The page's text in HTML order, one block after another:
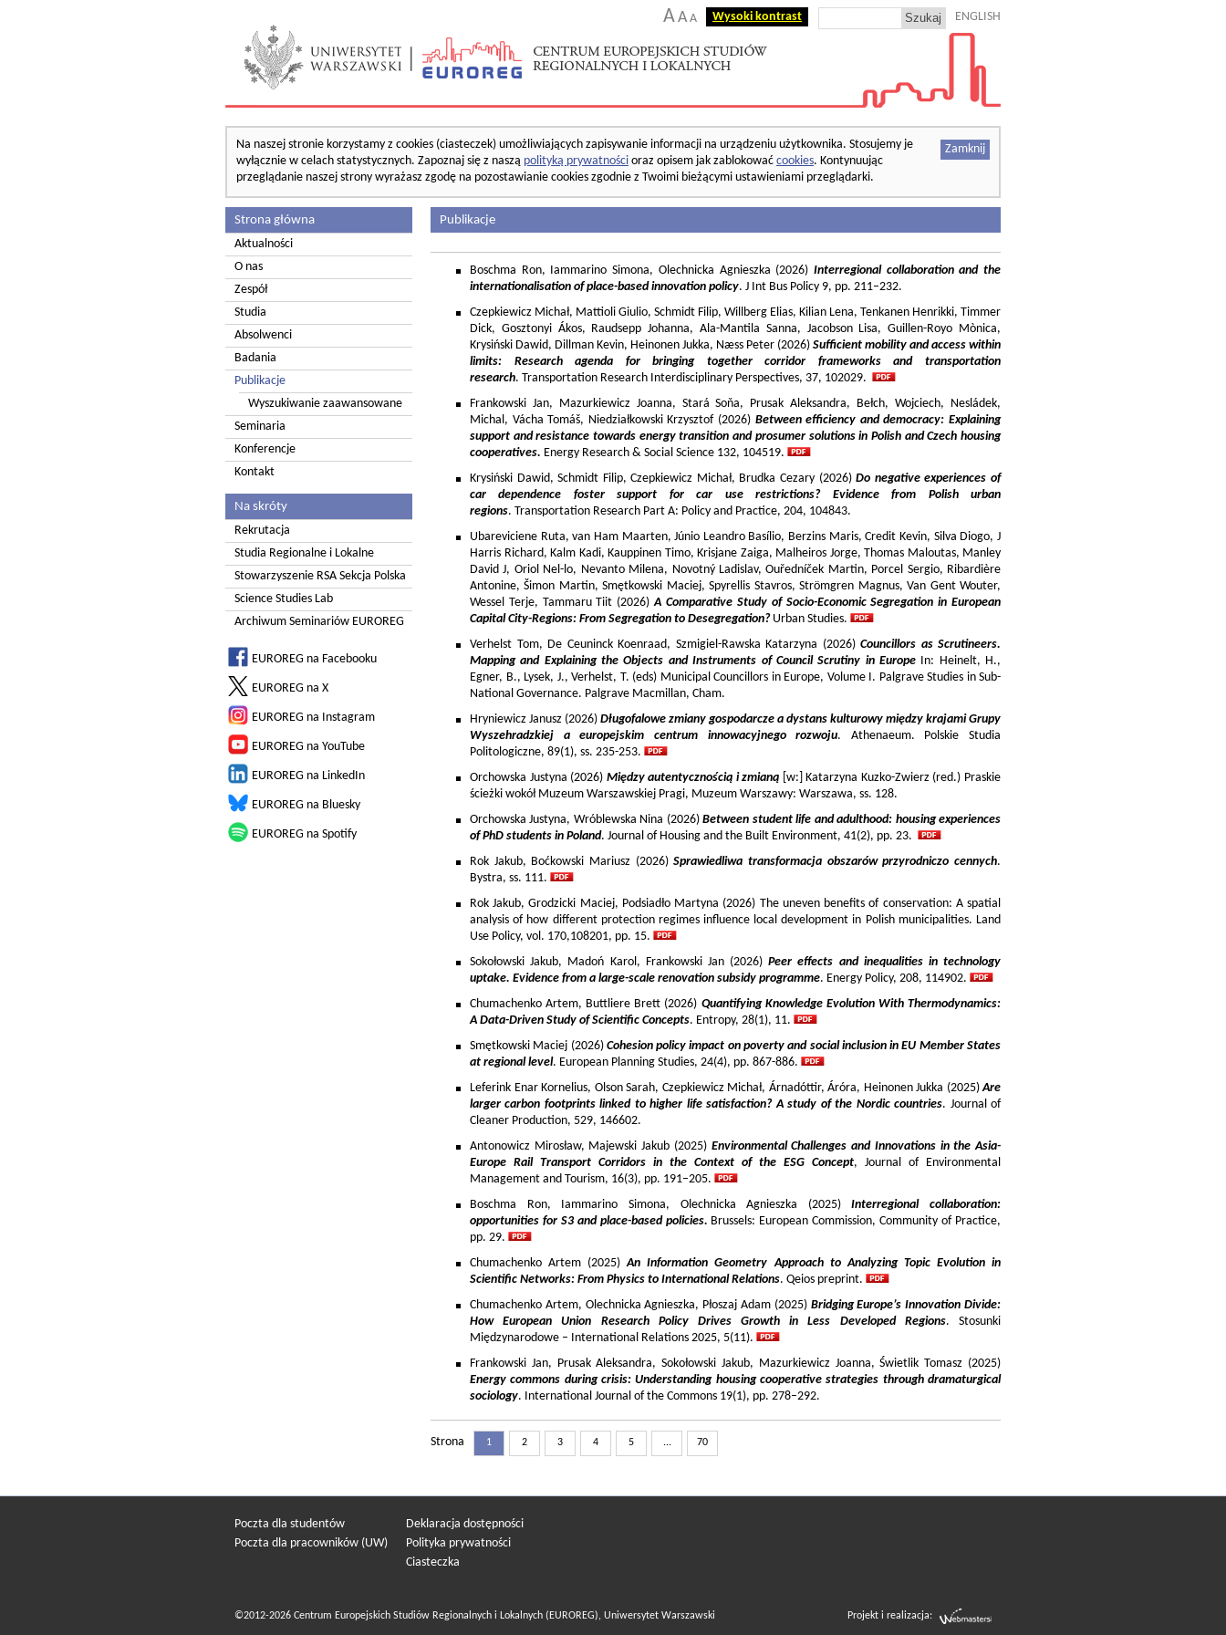
AA A Wysoki kontrast ENGLISH
Zamknij
Na naszej stronie korzystamy z cookies (ciasteczek) umożliwiających zapisywanie informacji na urządzeniu użytkownika. Stosujemy je
wyłącznie w celach statystycznych. Zapoznaj się z naszą polityką prywatności oraz opisem jak zablokować cookies. Kontynuując
przeglądanie naszej strony wyrażasz zgodę na pozostawianie cookies zgodnie z Twoimi bieżącymi ustawieniami przeglądarki.
Strona główna
Aktualności
O nas
Zespół
Studia
Absolwenci
Badania
Publikacje
Wyszukiwanie zaawansowane
Seminaria
Konferencje
Kontakt
Na skróty
Rekrutacja
Studia Regionalne i Lokalne
Stowarzyszenie RSA Sekcja Polska
Science Studies Lab
Archiwum Seminariów EUROREG
EUROREG na Facebooku
EUROREG na X
EUROREG na Instagram
EUROREG na YouTube
EUROREG na LinkedIn
EUROREG na Bluesky
EUROREG na Spotify
Publikacje
Boschma Ron, Iammarino Simona, Olechnicka Agnieszka (2026) Interregional collaboration and the
internationalisation of place-based innovation policy. J Int Bus Policy 9, pp. 211–232.
Czepkiewicz Michał, Mattioli Giulio, Schmidt Filip, Willberg Elias, Kilian Lena, Tenkanen Henrikki, Timmer
Dick, Gosztonyi Ákos, Raudsepp Johanna, Ala-Mantila Sanna, Jacobson Lisa, Guillen-Royo Mònica,
Krysiński Dawid, Dillman Kevin, Heinonen Jukka, Næss Peter (2026) Sufficient mobility and access within
limits: Research agenda for bringing together corridor frameworks and transportation
research. Transportation Research Interdisciplinary Perspectives, 37, 102029.
Frankowski Jan, Mazurkiewicz Joanna, Stará Soňa, Prusak Aleksandra, Bełch, Wojciech, Nesládek,
Michal, Vácha Tomáš, Niedziałkowski Krzysztof (2026) Between efficiency and democracy: Explaining
support and resistance towards energy transition and prosumer solutions in Polish and Czech housing
cooperatives. Energy Research & Social Science 132, 104519.
Krysiński Dawid, Schmidt Filip, Czepkiewicz Michał, Brudka Cezary (2026)Do negative experiences of
car dependence foster support for car use restrictions? Evidence from Polish urban
regions. Transportation Research Part A: Policy and Practice, 204, 104843.
Ubareviciene Ruta, van Ham Maarten, Júnio Leandro Basílio, Berzins Maris, Credit Kevin, Silva Diogo, J
Harris Richard, Kalm Kadi, Kauppinen Timo, Krisjane Zaiga, Malheiros Jorge, Thomas Maloutas, Manley
David J, Oriol Nel-lo, Nevanto Milena, Novotný Ladislav, Ouředníček Martin, Porcel Sergio, Ribardière
Antonine, Šimon Martin, Smętkowski Maciej, Spyrellis Stavros, Strömgren Magnus, Van Gent Wouter,
Wessel Terje, Tammaru Tiit (2026)A Comparative Study of Socio-Economic Segregation in European
Capital City-Regions: From Segregation to Desegregation?Urban Studies.
Verhelst Tom, De Ceuninck Koenraad, Szmigiel-Rawska Katarzyna (2026) Councillors as Scrutineers.
Mapping and Explaining the Objects and Instruments of Council Scrutiny in EuropeIn: Heinelt, H.,
Egner, B., Lysek, J., Verhelst, T. (eds) Municipal Councillors in Europe, Volume I. Palgrave Studies in Sub-
National Governance. Palgrave Macmillan, Cham.
Hryniewicz Janusz (2026) Długofalowe zmiany gospodarcze a dystans kulturowy między krajami Grupy
Wyszehradzkiej a europejskim centrum innowacyjnego rozwoju. Athenaeum. Polskie Studia
Politologiczne, 89(1), ss. 235-253.
Orchowska Justyna (2026) Między autentycznością i zmianą [w:] Katarzyna Kuzko-Zwierz (red.) Praskie
ścieżki wokół Muzeum Warszawskiej Pragi, Muzeum Warszawy: Warszawa, ss. 128.
Orchowska Justyna, Wróblewska Nina (2026)Between student life and adulthood: housing experiences
of PhD students in Poland. Journal of Housing and the Built Environment, 41(2), pp. 23.
Rok Jakub, Boćkowski Mariusz (2026)Sprawiedliwa transformacja obszarów przyrodniczo cennych.
Bystra, ss. 111.
Rok Jakub, Grodzicki Maciej, Podsiadło Martyna (2026) The uneven benefits of conservation: A spatial
analysis of how different protection regimes influence local development in Polish municipalities. Land
Use Policy, vol. 170,108201, pp. 15.
Sokołowski Jakub, Madoń Karol, Frankowski Jan (2026)Peer effects and inequalities in technology
uptake. Evidence from a large-scale renovation subsidy programme. Energy Policy, 208, 114902.
Chumachenko Artem, Buttliere Brett (2026) Quantifying Knowledge Evolution With Thermodynamics:
A Data-Driven Study of Scientific Concepts. Entropy, 28(1), 11.
Smętkowski Maciej (2026) Cohesion policy impact on poverty and social inclusion in EU Member States
at regional level. European Planning Studies, 24(4), pp. 867-886.
Leferink Enar Kornelius, Olson Sarah, Czepkiewicz Michał, Árnadóttir, Áróra, Heinonen Jukka (2025)Are
larger carbon footprints linked to higher life satisfaction? A study of the Nordic countries. Journal of
Cleaner Production, 529, 146602.
Antonowicz Mirosław, Majewski Jakub (2025) Environmental Challenges and Innovations in the Asia-
Europe Rail Transport Corridors in the Context of the ESG Concept, Journal of Environmental
Management and Tourism, 16(3), pp. 191–205.
Boschma Ron, Iammarino Simona, Olechnicka Agnieszka (2025)Interregional collaboration:
opportunities for S3 and place-based policies. Brussels: European Commission, Community of Practice,
pp. 29.
Chumachenko Artem (2025)An Information Geometry Approach to Analyzing Topic Evolution in
Scientific Networks: From Physics to International Relations. Qeios preprint.
Chumachenko Artem, Olechnicka Agnieszka, Płoszaj Adam (2025) Bridging Europe’s Innovation Divide:
How European Union Research Policy Drives Growth in Less Developed Regions. Stosunki
Międzynarodowe – International Relations 2025, 5(11).
Frankowski Jan, Prusak Aleksandra, Sokołowski Jakub, Mazurkiewicz Joanna, Świetlik Tomasz (2025)
Energy commons during crisis: Understanding housing cooperative strategies through dramaturgical
sociology. International Journal of the Commons 19(1), pp. 278–292.
Strona 1 2 3 4 5 ... 70
Poczta dla studentów
Poczta dla pracowników (UW)
Deklaracja dostępności
Polityka prywatności
Ciasteczka
©2012-2026 Centrum Europejskich Studiów Regionalnych i Lokalnych (EUROREG), Uniwersytet Warszawski Projekt i realizacja: